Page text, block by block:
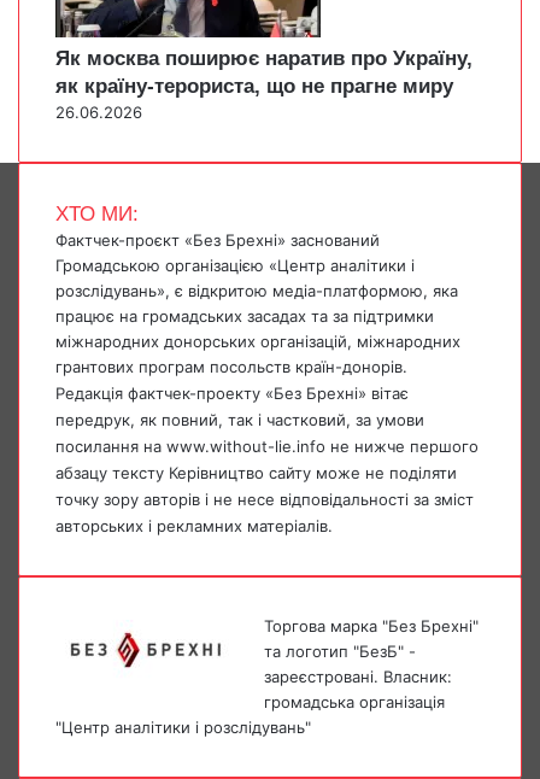
Як москва поширює наратив про Україну,
як країну-терориста, що не прагне миру
26.06.2026
ХТО МИ:
Фактчек-проєкт «Без Брехні» заснований
Громадською організацією «Центр аналітики і
розслідувань», є відкритою медіа-платформою, яка
працює на громадських засадах та за підтримки
міжнародних донорських організацій, міжнародних
грантових програм посольств країн-донорів.
Редакція фактчек-проекту «Без Брехні» вітає
передрук, як повний, так і частковий, за умови
посилання на www.without-lie.info не нижче першого
абзацу тексту Керівництво сайту може не поділяти
точку зору авторів і не несе відповідальності за зміст
авторських і рекламних матеріалів.
Торгова марка "Без Брехні"
та логотип "БезБ" -
зареєстровані. Власник:
громадська організація
"Центр аналітики і розслідувань"